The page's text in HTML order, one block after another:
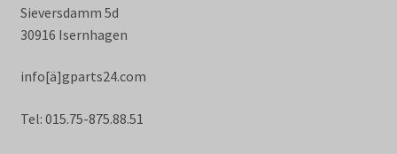
Sieversdamm 5d
30916 Isernhagen
info[ä]gparts24.com
Tel: 015.75-875.88.51